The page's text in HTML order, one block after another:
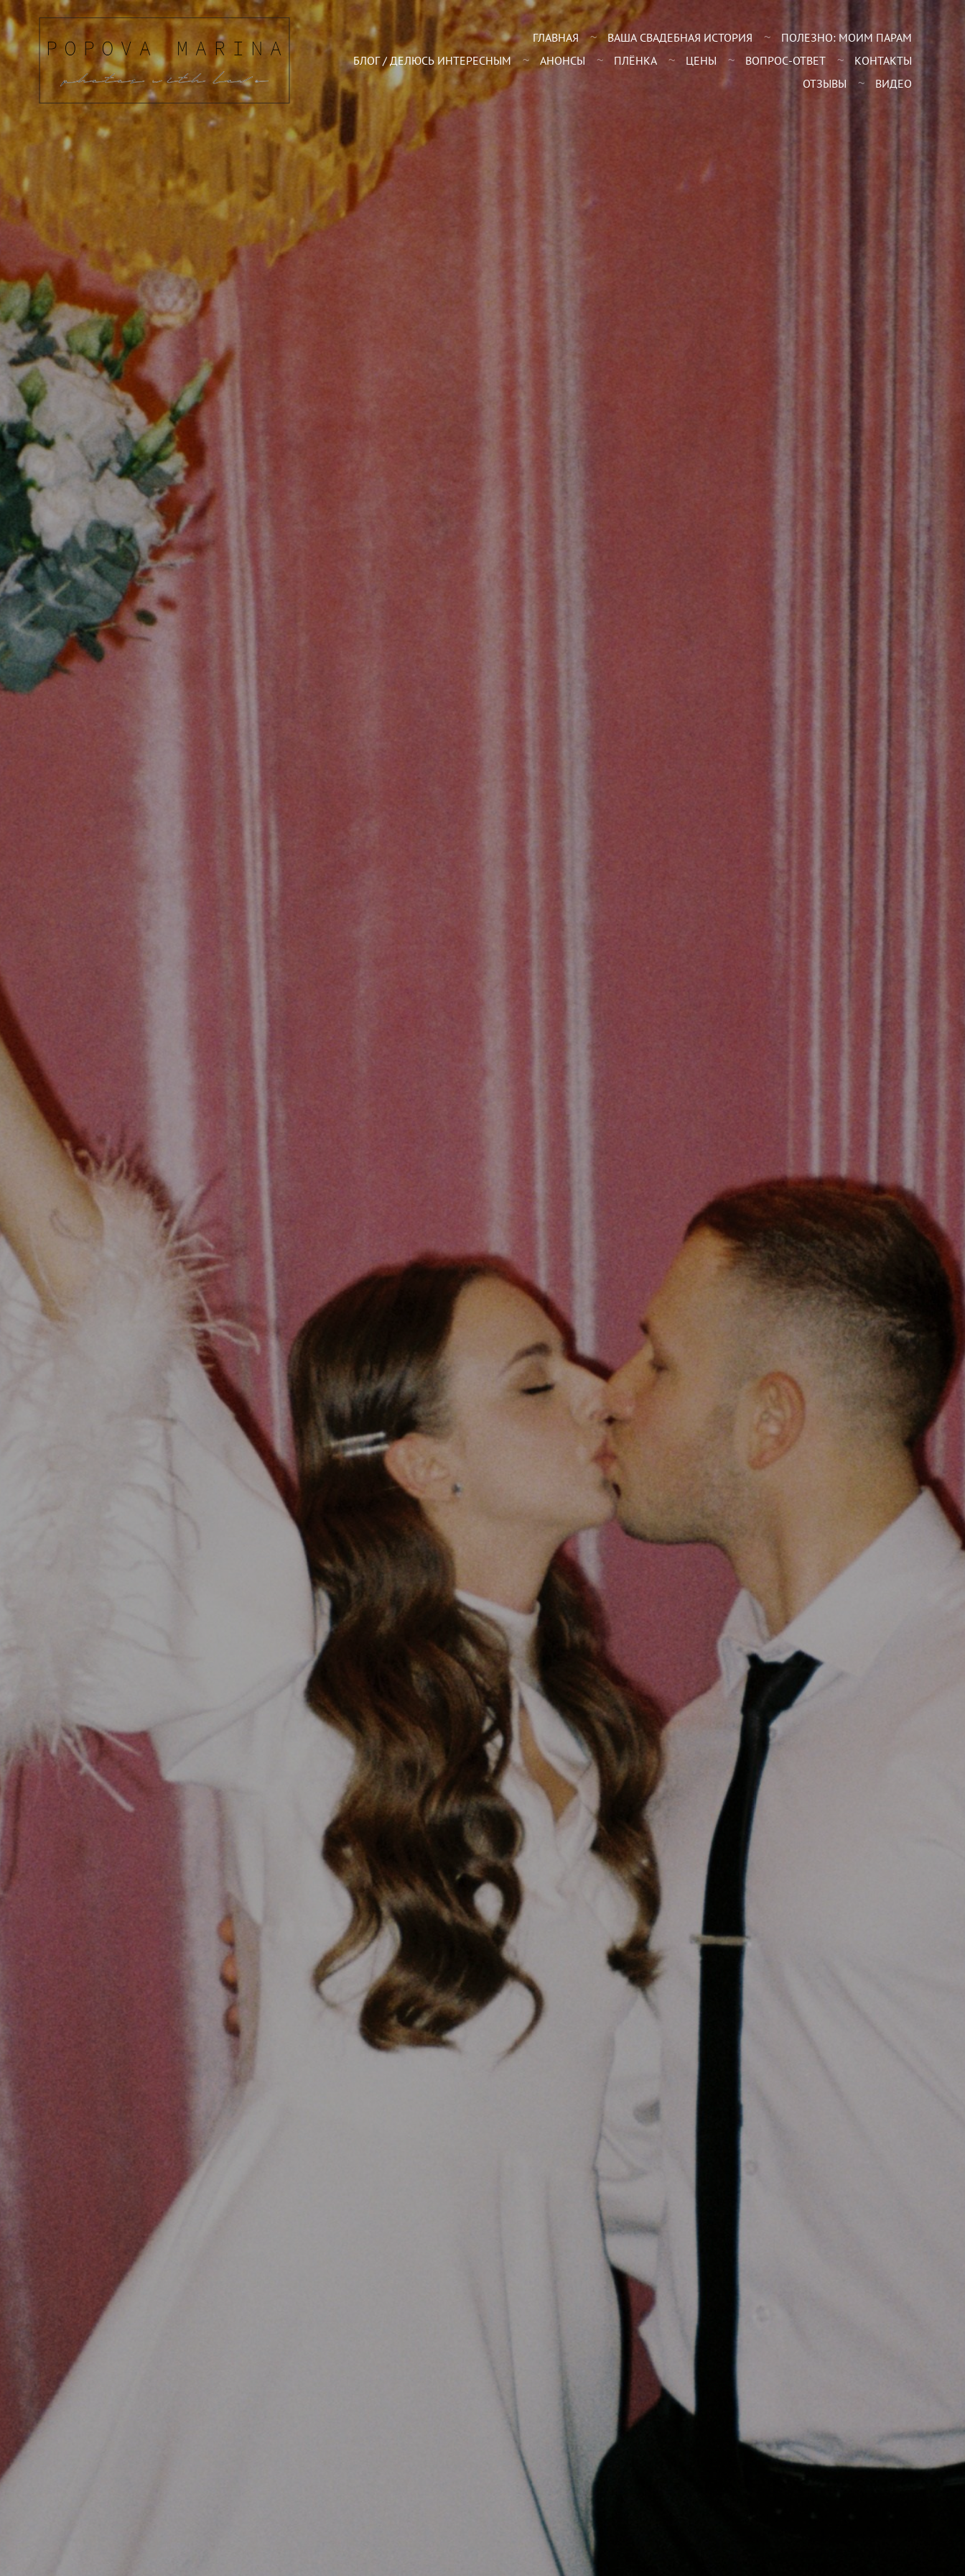
ГЛАВНАЯ ВАША СВАДЕБНАЯ ИСТОРИЯ
ПОЛЕЗНО: МОИМ ПАРАМ
БЛОГ / ДЕЛЮСЬ ИНТЕРЕСНЫМ
АНОНСЫ ПЛЁНКА ЦЕНЫ ВОПРОС-ОТВЕТ
КОНТАКТЫ
ОТЗЫВЫ
ВИДЕО